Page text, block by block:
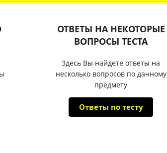
ОТВЕТЫ НА НЕКОТОРЫЕ
ВОПРОСЫ ТЕСТА
Здесь Вы найдете ответы на
несколько вопросов по данному
предмету
Ответы по тесту